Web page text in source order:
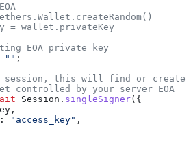
= wallet.privateKey
EOA private key
"" ;
session, this will find or create
controlled by your server EOA
Session . singleSigner({
,
"access_key" ,